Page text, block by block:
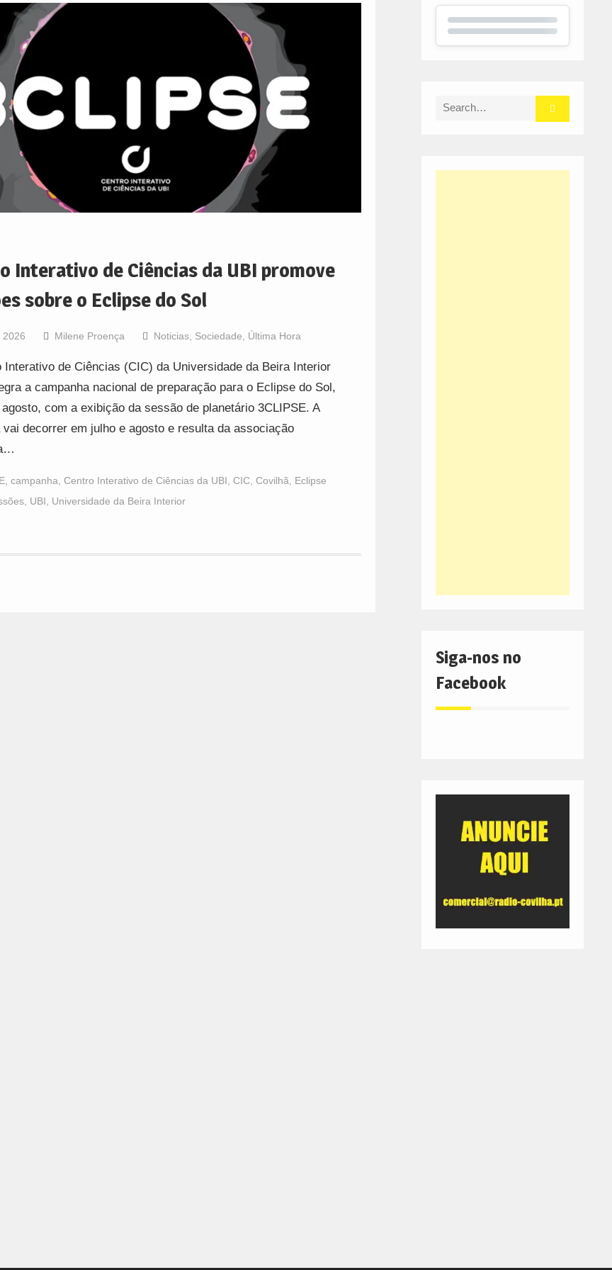
Interativo de Ciências da UBI promove
sobre o Eclipse do Sol
2026 Milene Proença Noticias, Sociedade, Última Hora
Interativo de Ciências (CIC) da Universidade da Beira Interior
a campanha nacional de preparação para o Eclipse do Sol,
com a exibição da sessão de planetário 3CLIPSE. A
vai decorrer em julho e agosto e resulta da associação
, campanha, Centro Interativo de Ciências da UBI, CIC, Covilhã, Eclipse
, UBI, Universidade da Beira Interior
Search
Siga-nos no
Facebook